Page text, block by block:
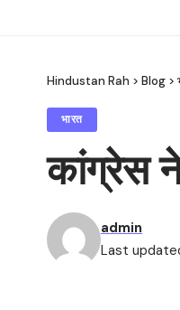
Hindustan Rah > Blog >
भारत
कांग्रेस
Last
admin